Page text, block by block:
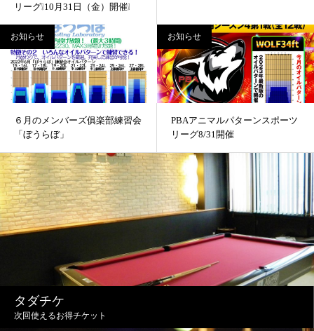
リーグ❕10月31日（金）開催❕
お知らせ
６月のメンバーズ俱楽部練習会
「ぼうらぼ」
お知らせ
PBAアニマルパターンスポーツ
リーグ8/31開催
タダチケ
次回使えるお得チケット